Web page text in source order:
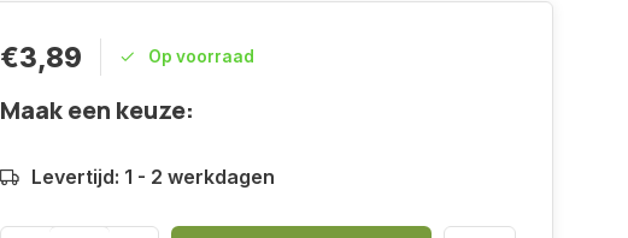
€3,89 Op voorraad
Maak een keuze:
Levertijd: 1 - 2 werkdagen